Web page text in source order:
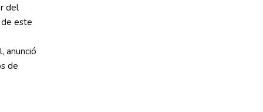
del
este
anunció
de